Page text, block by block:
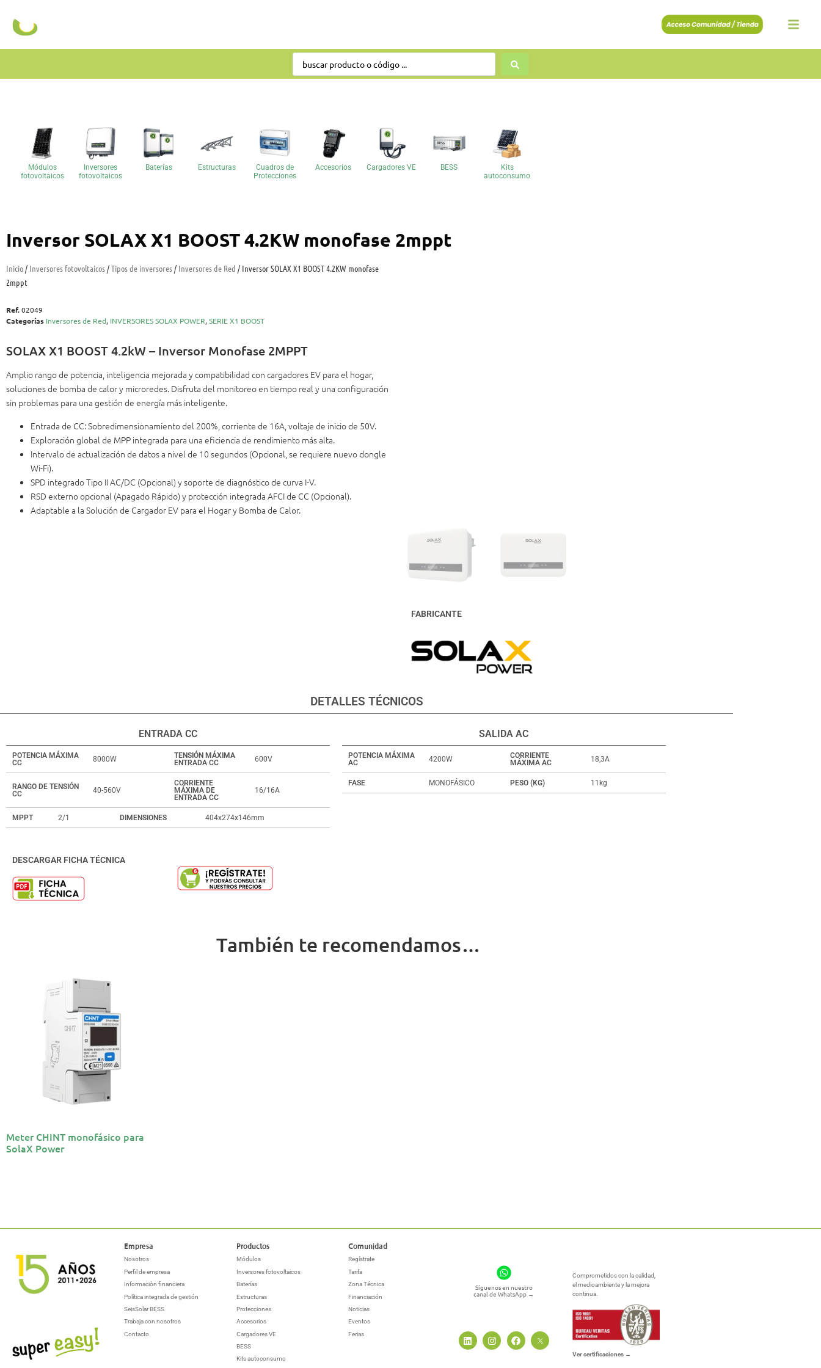
Módulos
fotovoltaicos
Inversores
fotovoltaicos
Baterías Estructuras
Cuadros de
Protecciones
Accesorios Cargadores VE BESS
Kits
autoconsumo
Inversor SOLAX X1 BOOST 4.2KW monofase 2mppt
Inicio/ Inversores fotovoltaicos/Tipos de inversores/ Inversores de Red / Inversor SOLAX X1 BOOST 4.2KW monofase
2mppt
Ref.02049
Categorías Inversores de Red, INVERSORES SOLAX POWER,SERIE X1 BOOST
SOLAX X1 BOOST 4.2kW – Inversor Monofase 2MPPT
Amplio rango de potencia, inteligencia mejorada y compatibilidad con cargadores EV para el hogar,
soluciones de bomba de calor y microredes. Disfruta del monitoreo en tiempo real y una configuración
sin problemas para una gestión de energía más inteligente.
Entrada de CC: Sobredimensionamiento del 200%, corriente de 16A, voltaje de inicio de 50V.
Exploración global de MPP integrada para una eficiencia de rendimiento más alta.
Intervalo de actualización de datos a nivel de 10 segundos (Opcional, se requiere nuevo dongle
Wi-Fi).
SPD integrado Tipo II AC/DC (Opcional) y soporte de diagnóstico de curva I-V.
RSD externo opcional (Apagado Rápido) y protección integrada AFCI de CC (Opcional).
Adaptable a la Solución de Cargador EV para el Hogar y Bomba de Calor.
FABRICANTE
DETALLES TÉCNICOS
ENTRADA CC
POTENCIA MÁXIMA
CC
8000W
TENSIÓN MÁXIMA
ENTRADA CC
600V
RANGO DE TENSIÓN
CC
40-560V
CORRIENTE
MÁXIMA DE
ENTRADA CC
16/16A
MPPT 2/1 DIMENSIONES 404x274x146mm
SALIDA AC
POTENCIA MÁXIMA
AC
4200W
CORRIENTE
MÁXIMA AC
18,3A
FASE MONOFÁSICO PESO (KG) 11kg
DESCARGAR FICHA TÉCNICA
También te recomendamos…
Meter CHINT monofásico para
SolaX Power
Empresa
Nosotros
Perfil de empresa
Información financiera
Política integrada de gestión
SeisSolar BESS
Trabaja con nosotros
Contacto
Productos
Módulos
Inversores fotovoltaicos
Baterías
Estructuras
Protecciones
Accesorios
Cargadores VE
BESS
Kits autoconsumo
Comunidad
Regístrate
Tarifa
Zona Técnica
Financiación
Noticias
Eventos
Ferias
Síguenos en nuestro
canal de WhatsApp →
Comprometidos con la calidad,
el medioambiente y la mejora
continua.
Ver certificaciones →